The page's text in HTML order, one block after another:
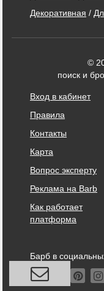
Декоративная /
©
поиск и
Вход в кабинет
Правила
Контакты
Карта
Вопрос эксперту
Реклама на Barb
Как работает
платформа
Барб в